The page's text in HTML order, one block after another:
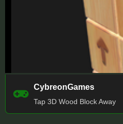
CybreonGames
Tap 3D Wood Block Away